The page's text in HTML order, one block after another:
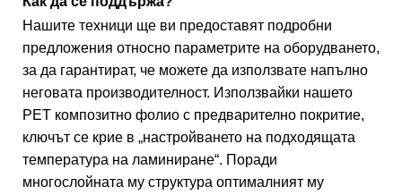
Нашите техници ще ви предоставят подробни
предложения относно параметрите на оборудването,
за да гарантират, че можете да използвате напълно
неговата производителност. Използвайки нашето
PET композитно фолио с предварително покритие,
ключът се крие в „настройването на подходящата
температура на ламиниране“. Поради
многослойната му структура оптималният му